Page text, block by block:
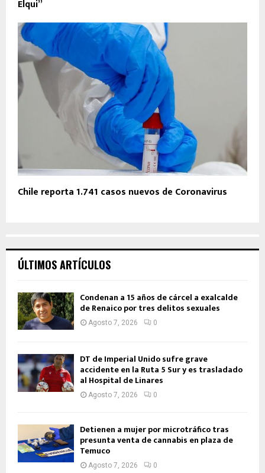
Elqui”
Chile reporta 1.741 casos nuevos de Coronavirus
ÚLTIMOS ARTÍCULOS
Condenan a 15 años de cárcel a exalcalde
de Renaico por tres delitos sexuales
Agosto 7, 2026 0
DT de Imperial Unido sufre grave
accidente en la Ruta 5 Sur y es trasladado
al Hospital de Linares
Agosto 7, 2026 0
Detienen a mujer por microtráfico tras
presunta venta de cannabis en plaza de
Temuco
Agosto 7, 2026 0